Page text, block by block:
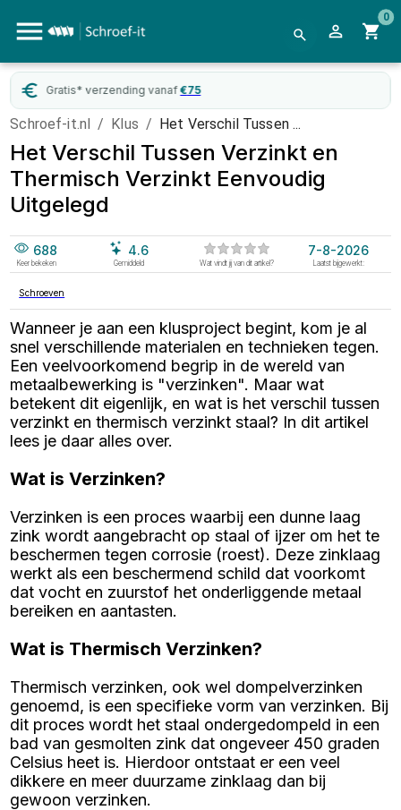
0
verzending vanaf €75
Schroef-it.nl / Klus / Het Verschil Tussen ...
Het Verschil Tussen Verzinkt en
Thermisch Verzinkt Eenvoudig
Uitgelegd
688
Keer bekeken
4.6
Gemiddeld Wat vindt jij van dit artikel?
7-8-2026
Laatst bijgewerkt:
Schroeven
Wanneer je aan een klusproject begint, kom je al
snel verschillende materialen en technieken tegen.
Een veelvoorkomend begrip in de wereld van
metaalbewerking is "verzinken". Maar wat
betekent dit eigenlijk, en wat is het verschil tussen
verzinkt en thermisch verzinkt staal? In dit artikel
lees je daar alles over.
Wat is Verzinken?
Verzinken is een proces waarbij een dunne laag
zink wordt aangebracht op staal of ijzer om het te
beschermen tegen corrosie (roest). Deze zinklaag
werkt als een beschermend schild dat voorkomt
dat vocht en zuurstof het onderliggende metaal
bereiken en aantasten.
Wat is Thermisch Verzinken?
Thermisch verzinken, ook wel dompelverzinken
genoemd, is een specifieke vorm van verzinken. Bij
dit proces wordt het staal ondergedompeld in een
bad van gesmolten zink dat ongeveer 450 graden
Celsius heet is. Hierdoor ontstaat er een veel
dikkere en meer duurzame zinklaag dan bij
gewoon verzinken.